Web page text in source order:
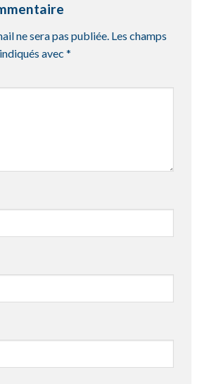
ne sera pas publiée. Les champs
avec *